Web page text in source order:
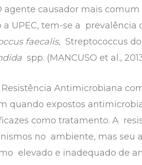
agente causador mais comum
UPEC, tem-se a prevalência
faecalis,Streptococcus
spp. (MANCUSO et al.,
Antimicrobiana
quando expostos
como tratamento. A
no ambiente, mas seu
elevado e inadequado de